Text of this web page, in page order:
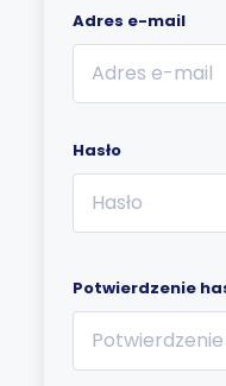
Adres e-mail
Hasło
Potwierdzenie